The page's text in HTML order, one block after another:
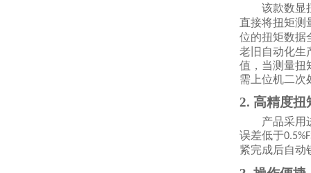
该款数显
直接将扭矩测
位的扭矩数据
老旧自动化生
值，当测量扭
需上位机二次
2. 高精度扭
产品采用
误差低于
紧完成后自动